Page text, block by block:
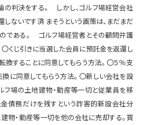
の判決をする。 しかし、ゴルフ場経営会社
しないです済 まそうという画策は、まだまだ
である。 ゴルフ場経営者とその顧問弁護
〇くじ引きに当選した会員に預託金を返還し
換することに同意してもらう方法。 〇５％支
に同意してもらう方法。 〇新しい会社を設
フ場の土地建物・動産等一切と従業員を移
債務だけを残すという詐害的新設会社分
物・動産等一切を他の会社に売却する。買